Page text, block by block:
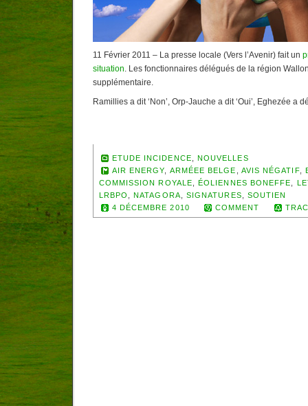
11 Février 2011 – La presse locale (Vers l’Avenir) fait un
situation . Les fonctionnaires délégués de la région
supplémentaire.
Ramillies a dit ‘Non’, Orp-Jauche a dit ‘Oui’, Eghezée
ETUDE INCIDENCE
NOUVELLES
AIR ENERGY
ARMÉEE BELGE AVIS NÉGATIF,
COMMISSION ROYALE ,ÉOLIENNES BONEFFE
LRBPO
,NATAGORA SIGNATURES
SOUTIEN
4 DÉCEMBRE 2010
COMMENT